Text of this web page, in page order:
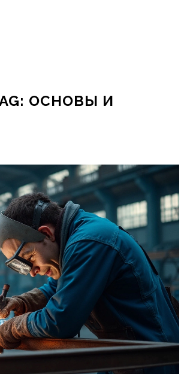
ОСНОВЫ И